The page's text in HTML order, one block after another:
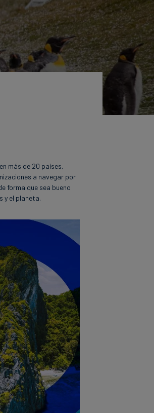
más de 20 países,
a navegar por
forma que sea bueno
y el planeta.